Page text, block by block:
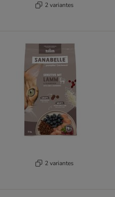
2 variantes
2 variantes